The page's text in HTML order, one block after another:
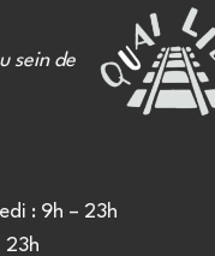
sein de
: 9h – 23h
23h